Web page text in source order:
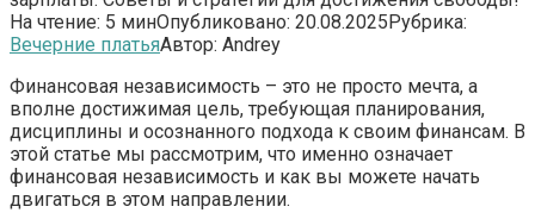
На чтение: 5 минОпубликовано: 20.08.2025Рубрика:
Вечерние платьяАвтор: Andrey
Финансовая независимость – это не просто мечта, а
вполне достижимая цель, требующая планирования,
дисциплины и осознанного подхода к своим финансам. В
этой статье мы рассмотрим, что именно означает
финансовая независимость и как вы можете начать
двигаться в этом направлении.